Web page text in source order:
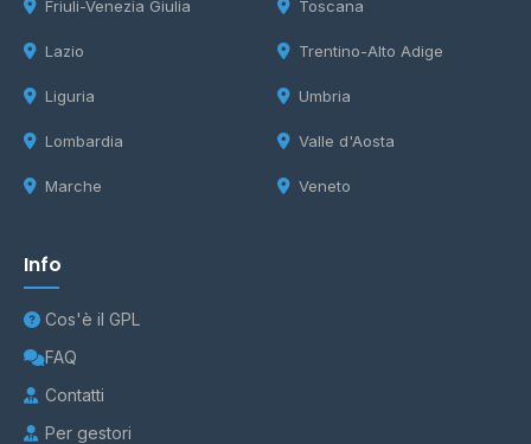
Friuli-Venezia Giulia
Lazio
Liguria
Lombardia
Marche
Toscana
Trentino-Alto Adige
Umbria
Valle d'Aosta
Veneto
Info
Cos'è il GPL
FAQ
Contatti
Per gestori